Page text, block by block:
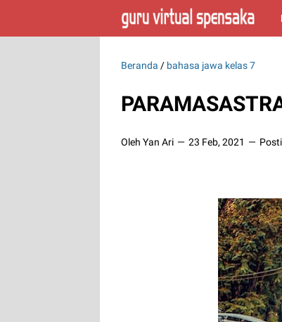
Beranda / bahasa jawa kelas 7
Oleh Yan Ari 23 Feb, 2021